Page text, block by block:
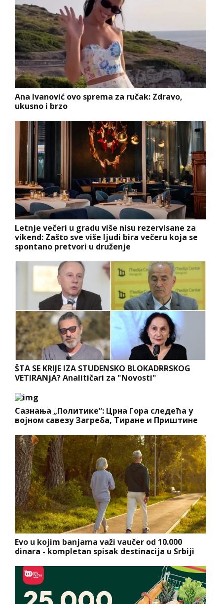
Ana Ivanović ovo sprema za ručak: Zdravo,
ukusno i brzo
Letnje večeri u gradu više nisu rezervisane za
vikend: Zašto sve više ljudi bira večeru koja se
spontano pretvori u druženje
ŠTA SE KRIJE IZA STUDENSKO BLOKADRRSKOG
VETIRANjA? Analitičari za "Novosti"
Сазнања „Политике”: Црна Гора следећа у
војном савезу Загреба, Тиране и Приштине
Evo u kojim banjama važi vaučer od 10.000
dinara - kompletan spisak destinacija u Srbiji